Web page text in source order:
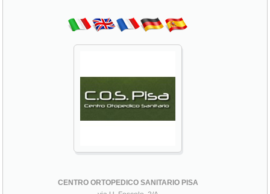
CENTRO ORTOPEDICO SANITARIO PISA